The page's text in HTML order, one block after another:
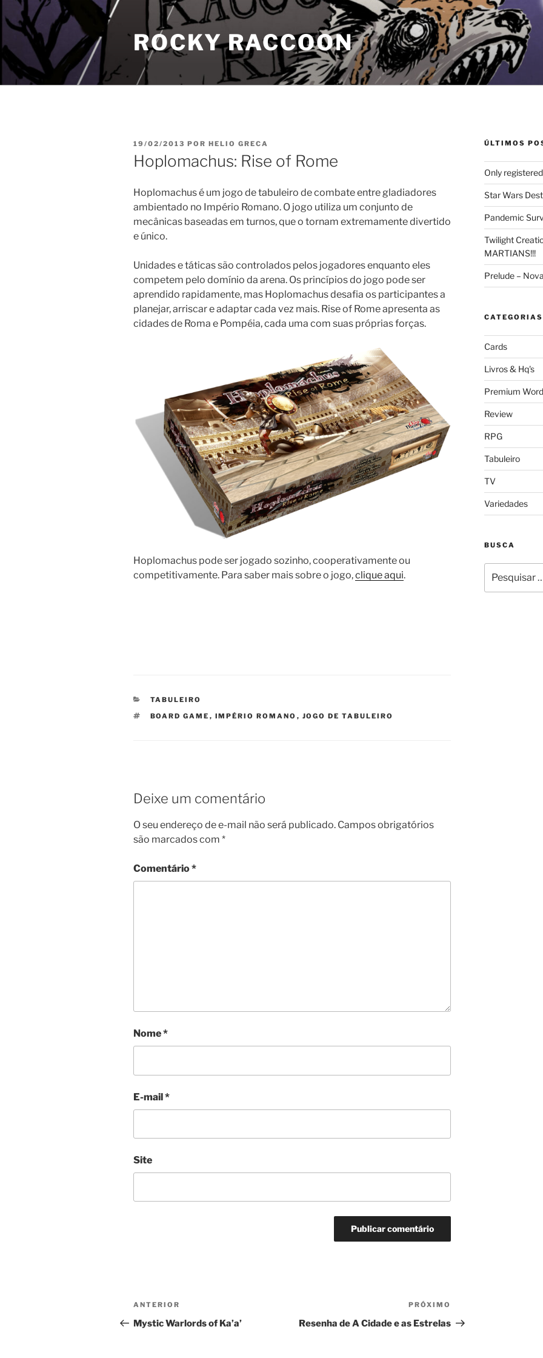
Pular
para
conteúdo
ROCKY RACCOON
PUBLICADO
EM
19/02/2013 POR HELIO GRECA
Hoplomachus: Rise of Rome
Hoplomachus é um jogo de tabuleiro de combate entre gladiadores
ambientado no Império Romano. O jogo utiliza um conjunto de
mecânicas baseadas em turnos, que o tornam extremamente divertido
e único.
Unidades e táticas são controlados pelos jogadores enquanto eles
competem pelo domínio da arena. Os princípios do jogo pode ser
aprendido rapidamente, mas Hoplomachus desafia os participantes a
planejar, arriscar e adaptar cada vez mais. Rise of Rome apresenta as
cidades de Roma e Pompéia, cada uma com suas próprias forças.
Hoplomachus pode ser jogado sozinho, cooperativamente ou
competitivamente. Para saber mais sobre o jogo,clique aqui.
CATEGORIAS
TABULEIRO
TAGS
BOARD GAME , IMPÉRIO ROMANO , JOGO DE TABULEIRO
Deixe um comentário
O seu endereço de e-mail não será publicado. Campos obrigatórios
são marcados com *
Comentário*
Nome*
E-mail*
Site
Navegação
de
Post
anterior
ANTERIOR
Mystic Warlords of Ka’a’
post
PRÓXIMO
Resenha de A Cidade e as Estrelas
ÚLTIMOS
Only
Star Wars
Pandemic
Twilight
MARTIANS!!!
Prelude –
CATEGORIAS
Cards
Livros & Hq's
Premium
Review
RPG
Tabuleiro
TV
Variedades
BUSCA
por: